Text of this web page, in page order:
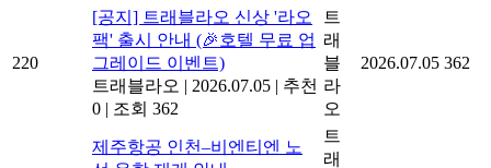
220
[공지] 트래블라오 신상 '라오
팩' 출시 안내 (🎉호텔 무료 업
그레이드 이벤트)
트래블라오 | 2026.07.05 | 추천
0 | 조회 362
트
래
블
라
오
2026.07.05 362
제주항공 인천–비엔티엔 노
트
래